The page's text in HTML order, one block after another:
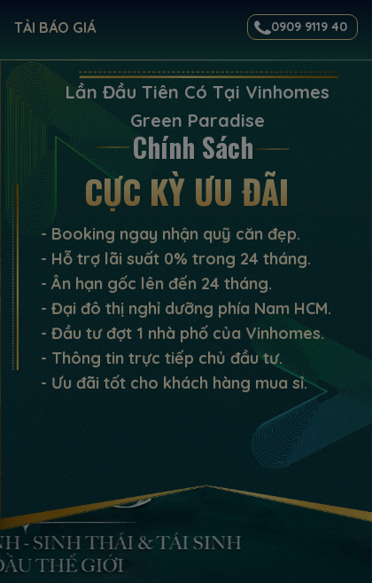
TẢI BÁO GIÁ 0909 9119 40
Lần Đầu Tiên Có Tại Vinhomes
Green Paradise
Chính Sách
- Booking ngay nhận quỹ căn đẹp.
- Hỗ trợ lãi suất 0% trong 24 tháng.
- Ân hạn gốc lên đến 24 tháng.
- Đại đô thị nghỉ dưỡng phía Nam HCM.
- Đầu tư đợt 1 nhà phố của Vinhomes.
- Thông tin trực tiếp chủ đầu tư.
- Ưu đãi tốt cho khách hàng mua sỉ.
CỰC KỲ ƯU ĐÃI